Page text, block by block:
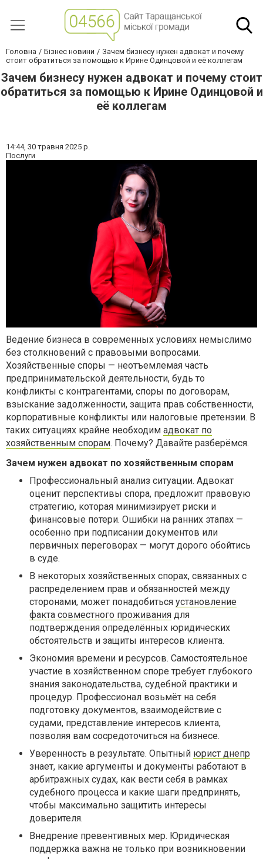
Головна Бізнес новини
Зачем бизнесу нужен адвокат и почему
стоит обратиться за помощью к Ирине Одинцовой и её коллегам
Зачем бизнесу нужен адвокат и почему стоит
обратиться за помощью к Ирине Одинцовой и
её коллегам
14:44, 30 травня 2025 р.
Послуги
Ведение бизнеса в современных условиях немыслимо
без столкновений с правовыми вопросами.
Хозяйственные споры — неотъемлемая часть
предпринимательской деятельности, будь то
конфликты с контрагентами, споры по договорам,
взыскание задолженности, защита прав собственности,
корпоративные конфликты или налоговые претензии. В
таких ситуациях крайне необходим адвокат по
хозяйственным спорам. Почему? Давайте разберёмся.
Зачем нужен адвокат по хозяйственным спорам
Профессиональный анализ ситуации. Адвокат
оценит перспективы спора, предложит правовую
стратегию, которая минимизирует риски и
финансовые потери. Ошибки на ранних этапах —
особенно при подписании документов или
первичных переговорах — могут дорого обойтись
в суде.
В некоторых хозяйственных спорах, связанных с
распределением прав и обязанностей между
сторонами, может понадобиться установление
факта совместного проживания для
подтверждения определённых юридических
обстоятельств и защиты интересов клиента.
Экономия времени и ресурсов. Самостоятельное
участие в хозяйственном споре требует глубокого
знания законодательства, судебной практики и
процедур. Профессионал возьмёт на себя
подготовку документов, взаимодействие с
судами, представление интересов клиента,
позволяя вам сосредоточиться на бизнесе.
Уверенность в результате. Опытный юрист днепр
знает, какие аргументы и документы работают в
арбитражных судах, как вести себя в рамках
судебного процесса и какие шаги предпринять,
чтобы максимально защитить интересы
доверителя.
Внедрение превентивных мер. Юридическая
поддержка важна не только при возникновении